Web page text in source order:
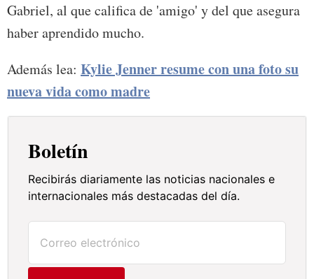
Gabriel, al que califica de 'amigo' y del que asegura
haber aprendido mucho.
Además lea: Kylie Jenner resume con una foto su
nueva vida como madre
Boletín
Recibirás diariamente las noticias nacionales e
internacionales más destacadas del día.